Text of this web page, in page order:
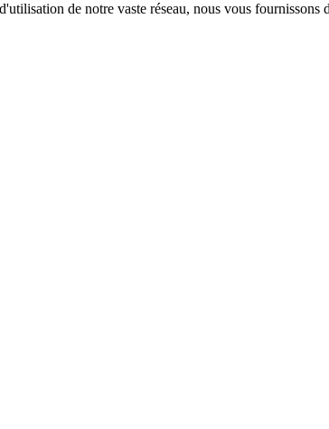
de notre vaste réseau, nous vous fournissons